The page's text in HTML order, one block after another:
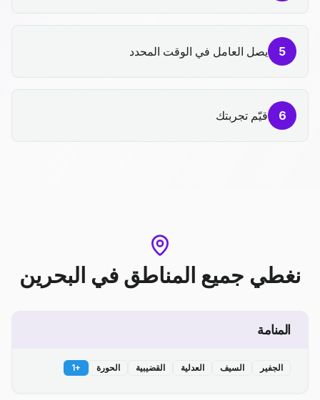
5 يصل العامل في الوقت المحدد
6 قيّم تجربتك
نغطي جميع المناطق في البحرين
المنامة
الجفير السيف العدلية القضيبية الحورة +
1